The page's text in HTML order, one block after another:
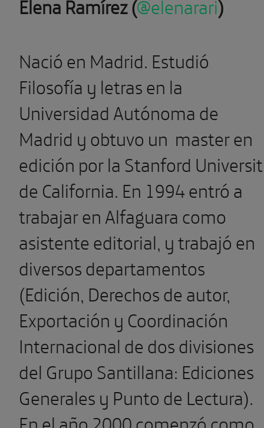
Elena Ramírez (@elenarari)
Nació en Madrid. Estudió
Filosofía y letras en la
Universidad Autónoma de
Madrid y obtuvo un master en
edición por la Stanford
de California. En 1994 entró a
trabajar en Alfaguara como
asistente editorial, y trabajó en
diversos departamentos
(Edición, Derechos de autor,
Exportación y Coordinación
Internacional de dos divisiones
del Grupo Santillana: Ediciones
Generales y Punto de Lectura).
En el año 2000 comenzó como